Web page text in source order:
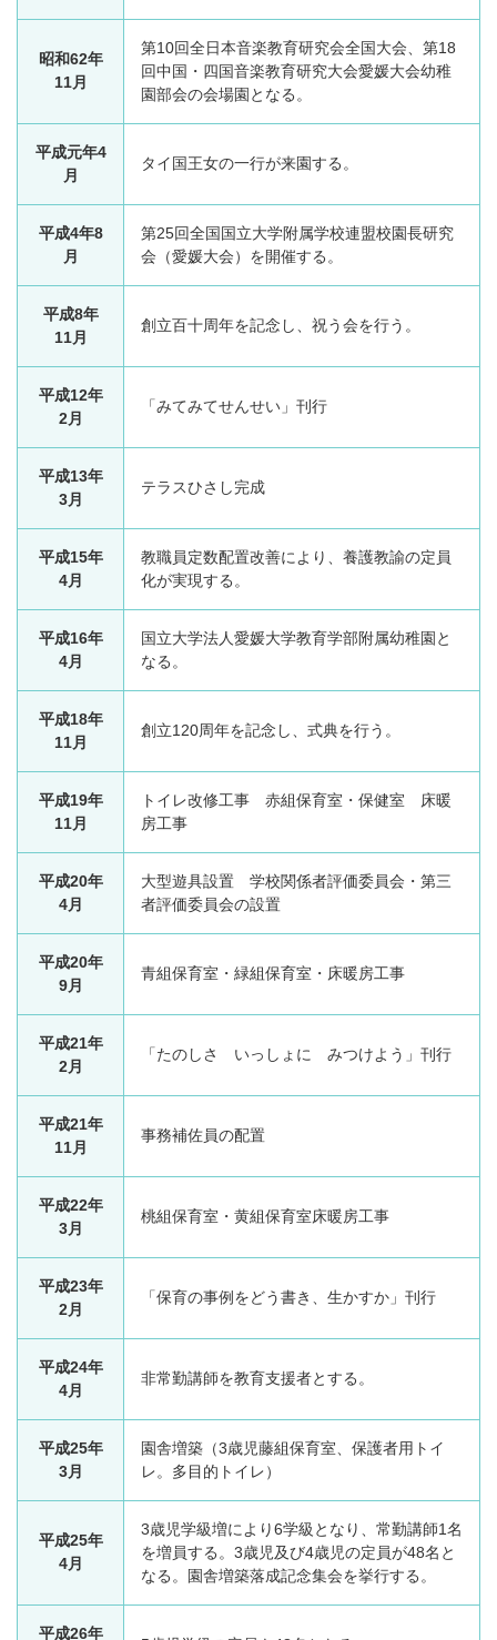
昭和62年
11月
第10回全日本音楽教育研究会全国大会、第18
回中国・四国音楽教育研究大会愛媛大会幼稚
園部会の会場園となる。
平成元年4
月
タイ国王女の一行が来園する。
平成4年8
月
第25回全国国立大学附属学校連盟校園長研究
会（愛媛大会）を開催する。
平成8年
11月
創立百十周年を記念し、祝う会を行う。
平成12年
2月
「みてみてせんせい」刊行
平成13年
3月
テラスひさし完成
平成15年
4月
教職員定数配置改善により、養護教諭の定員
化が実現する。
平成16年
4月
国立大学法人愛媛大学教育学部附属幼稚園と
なる。
平成18年
11月
創立120周年を記念し、式典を行う。
平成19年
11月
トイレ改修工事 赤組保育室・保健室 床暖
房工事
平成20年
4月
大型遊具設置 学校関係者評価委員会・第三
者評価委員会の設置
平成20年
9月
青組保育室・緑組保育室・床暖房工事
平成21年
2月
「たのしさ いっしょに みつけよう」刊行
平成21年
11月
事務補佐員の配置
平成22年
3月
桃組保育室・黄組保育室床暖房工事
平成23年
2月
「保育の事例をどう書き、生かすか」刊行
平成24年
4月
非常勤講師を教育支援者とする。
平成25年
3月
園舎増築（3歳児藤組保育室、保護者用トイ
レ。多目的トイレ）
平成25年
4月
3歳児学級増により6学級となり、常勤講師1名
を増員する。3歳児及び4歳児の定員が48名と
なる。園舎増築落成記念集会を挙行する。
平成26年